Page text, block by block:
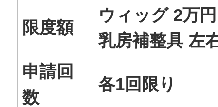
限度額
ウィッグ 2万円
乳房補整具 左
申請回
数
各1回限り